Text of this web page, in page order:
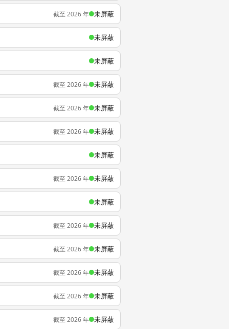
截至 2026 年 未屏蔽
未屏蔽
未屏蔽
截至 2026 年 未屏蔽
截至 2026 年 未屏蔽
截至 2026 年 未屏蔽
未屏蔽
截至 2026 年 未屏蔽
未屏蔽
截至 2026 年 未屏蔽
截至 2026 年 未屏蔽
截至 2026 年 未屏蔽
截至 2026 年 未屏蔽
截至 2026 年 未屏蔽